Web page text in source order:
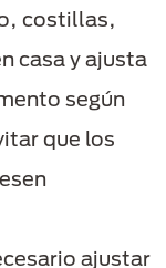
costillas,
casa y ajusta
según
que los
ajustar